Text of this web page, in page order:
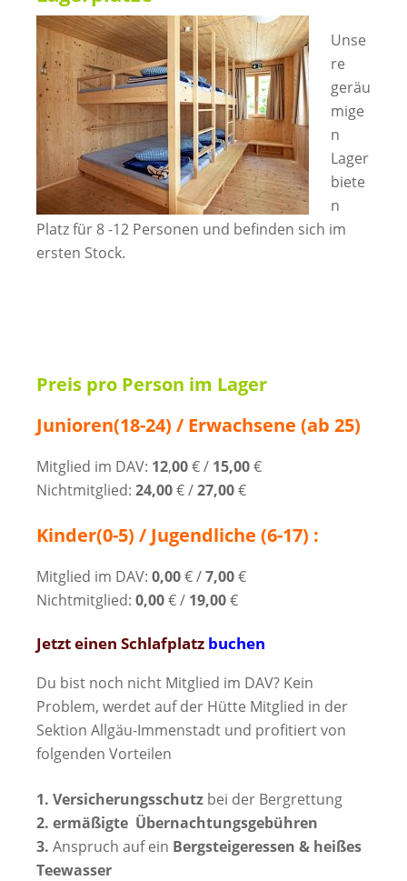
Unse
re
geräu
mige
n
Lager
biete
n
Platz für 8 -12 Personen und befinden sich im
ersten Stock.
Preis pro Person im Lager
Junioren(18-24) / Erwachsene (ab 25)
Mitglied im DAV: 12,00€ / 15,00€
Nichtmitglied: 24,00€ /27,00€
Kinder(0-5) / Jugendliche (6-17) :
Mitglied im DAV: 0,00€ /7,00€
Nichtmitglied: 0,00€ / 19,00€
Jetzt einen Schlafplatz buchen
Du bist noch nicht Mitglied im DAV? Kein
Problem, werdet auf der Hütte Mitglied in der
Sektion Allgäu-Immenstadt und profitiert von
folgenden Vorteilen
1. Versicherungsschutz bei der Bergrettung
2. ermäßigte Übernachtungsgebühren
3. Anspruch auf ein Bergsteigeressen & heißes
Teewasser